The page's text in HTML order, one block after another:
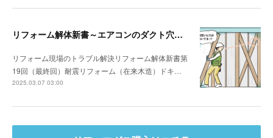
リフォーム解体新書～エアコンのダクト穴が筋交いを貫通していた
リフォーム現場のトラブル解決リフォーム解体新書第
19回（最終回）耐震リフォーム（在来木造）ドキ…
2025.03.07 03:00